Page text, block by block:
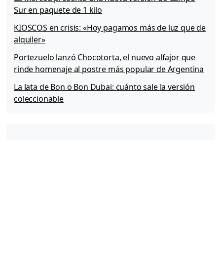
Sur en paquete de 1 kilo
KIOSCOS en crisis: «Hoy pagamos más de luz que de
alquiler»
Portezuelo lanzó Chocotorta, el nuevo alfajor que
rinde homenaje al postre más popular de Argentina
La lata de Bon o Bon Dubai: cuánto sale la versión
coleccionable